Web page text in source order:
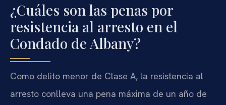
¿Cuáles son las penas por
resistencia al arresto en el
Condado de Albany?
Como delito menor de Clase A, la resistencia al
arresto conlleva una pena máxima de un año de